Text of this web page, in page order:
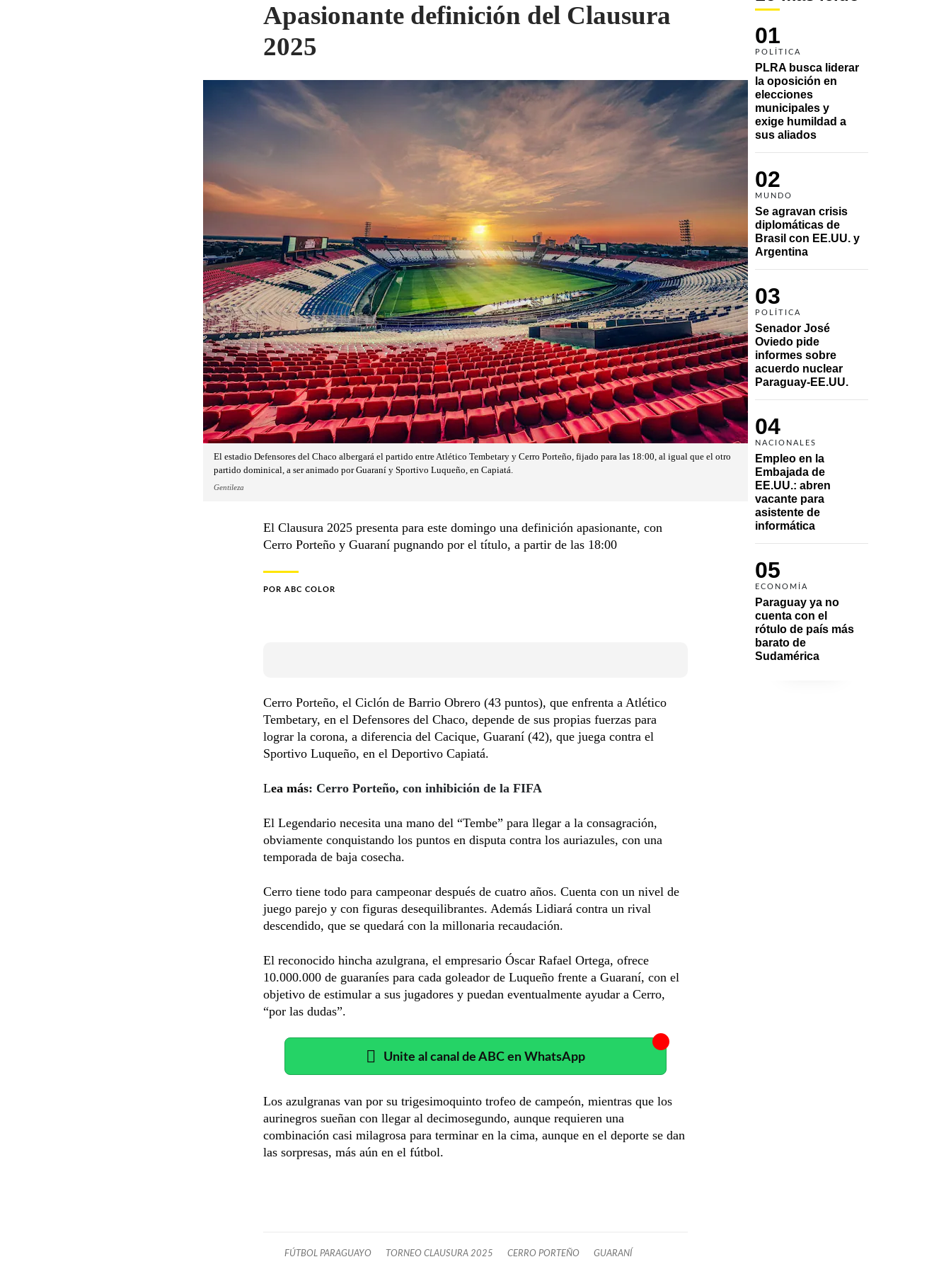
01
POLÍTICA
PLRA busca liderar
la oposición en
elecciones
municipales y
exige humildad a
sus aliados
02
MUNDO
Se agravan crisis
diplomáticas de
Brasil con EE.UU. y
Argentina
03
POLÍTICA
Senador José
Oviedo pide
informes sobre
acuerdo nuclear
Paraguay-EE.UU.
04
NACIONALES
Empleo en la
Embajada de
EE.UU.: abren
vacante para
asistente de
informática
05
ECONOMÍA
Paraguay ya no
cuenta con el
rótulo de país más
barato de
Sudamérica
Apasionante definición del Clausura
2025
El estadio Defensores del Chaco albergará el partido entre Atlético Tembetary y Cerro Porteño, fijado para las 18:00, al igual que el otro
partido dominical, a ser animado por Guaraní y Sportivo Luqueño, en Capiatá.
Gentileza
El Clausura 2025 presenta para este domingo una definición apasionante, con
Cerro Porteño y Guaraní pugnando por el título, a partir de las 18:00
POR ABC COLOR
Cerro Porteño, el Ciclón de Barrio Obrero (43 puntos), que enfrenta a Atlético
Tembetary, en el Defensores del Chaco, depende de sus propias fuerzas para
lograr la corona, a diferencia del Cacique, Guaraní (42), que juega contra el
Sportivo Luqueño, en el Deportivo Capiatá.
Lea más: Cerro Porteño, con inhibición de la FIFA
El Legendario necesita una mano del “Tembe” para llegar a la consagración,
obviamente conquistando los puntos en disputa contra los auriazules, con una
temporada de baja cosecha.
Cerro tiene todo para campeonar después de cuatro años. Cuenta con un nivel de
juego parejo y con figuras desequilibrantes. Además Lidiará contra un rival
descendido, que se quedará con la millonaria recaudación.
El reconocido hincha azulgrana, el empresario Óscar Rafael Ortega, ofrece
10.000.000 de guaraníes para cada goleador de Luqueño frente a Guaraní, con el
objetivo de estimular a sus jugadores y puedan eventualmente ayudar a Cerro,
“por las dudas”.
Unite al canal de ABC en WhatsApp
Los azulgranas van por su trigesimoquinto trofeo de campeón, mientras que los
aurinegros sueñan con llegar al decimosegundo, aunque requieren una
combinación casi milagrosa para terminar en la cima, aunque en el deporte se dan
las sorpresas, más aún en el fútbol.
FÚTBOL PARAGUAYO TORNEO CLAUSURA 2025 CERRO PORTEÑO GUARANÍ